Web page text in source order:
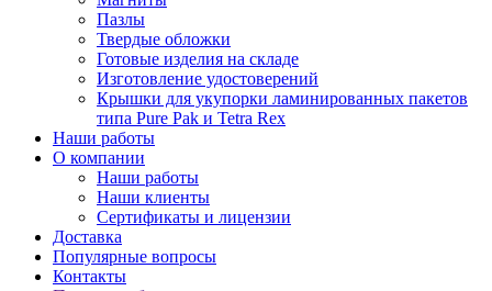
Пазлы
Твердые обложки
Готовые изделия на складе
Изготовление удостоверений
Крышки для укупорки ламинированных пакетов
типа Pure Pak и Tetra Rex
Наши работы
О компании
Наши работы
Наши клиенты
Сертификаты и лицензии
Доставка
Популярные вопросы
Контакты